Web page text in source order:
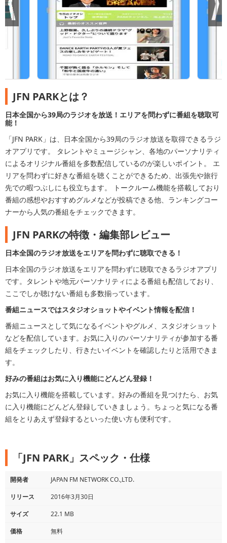
JFN PARKとは？
日本全国から39局のラジオを放送！エリアを問わずに番組を聴取可
能！
「JFN PARK」は、日本全国から39局のラジオ放送を取得できるラジ
オアプリです。 タレントやミュージシャン、各地のパーソナリティ
によるオリジナル番組を多数配信しているのが楽しいポイント。 エ
リアを問わずに好きな番組を聴くことができるため、出張先や旅行
先での暇つぶしにも役立ちます。 トークルーム機能を搭載しており
番組の感想やおすすめグルメなどが投稿できる他、ランキングコー
ナーから人気の番組をチェックできます。
JFN PARKの特徴・編集部レビュー
日本全国のラジオ放送をエリアを問わずに聴取できる！
日本全国のラジオ放送をエリアを問わずに聴取できるラジオアプリ
です。タレントや地元パーソナリティによる番組も配信しており、
ここでしか聴けない番組も多数揃っています。
番組ニュースではスタジオショットやイベント情報を配信！
番組ニュースとして気になるイベントやグルメ、スタジオショット
などを配信しています。お気に入りのパーソナリティが参加する番
組をチェックしたり、行きたいイベントを確認したりと活用できま
す。
好みの番組はお気に入り機能にどんどん登録！
お気に入り機能を搭載しています。好みの番組を見つけたら、お気
に入り機能にどんどん登録していきましょう。ちょっと気になる番
組をとりあえず登録するといった使い方も便利です。
「JFN PARK」スペック・仕様
開発者
JAPAN FM NETWORK CO.,LTD.
リリース
2016年3月30日
サイズ
22.1 MB
価格
無料